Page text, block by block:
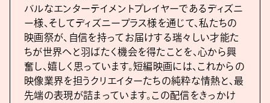
バルなエンターテイメントプレイヤーであるディズニ
ー様、そしてディズニープラス様を通じて、私たちの
映画祭が、自信を持ってお届けする瑞々しい才能た
ちが世界へと羽ばたく機会を得たことを、心から興
奮し、嬉しく思っています。短編映画には、これからの
映像業界を担うクリエイターたちの純粋な情熱と、最
先端の表現が詰まっています。この配信をきっかけ